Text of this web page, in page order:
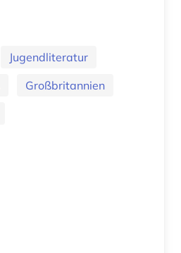
Jugendliteratur
Großbritannien